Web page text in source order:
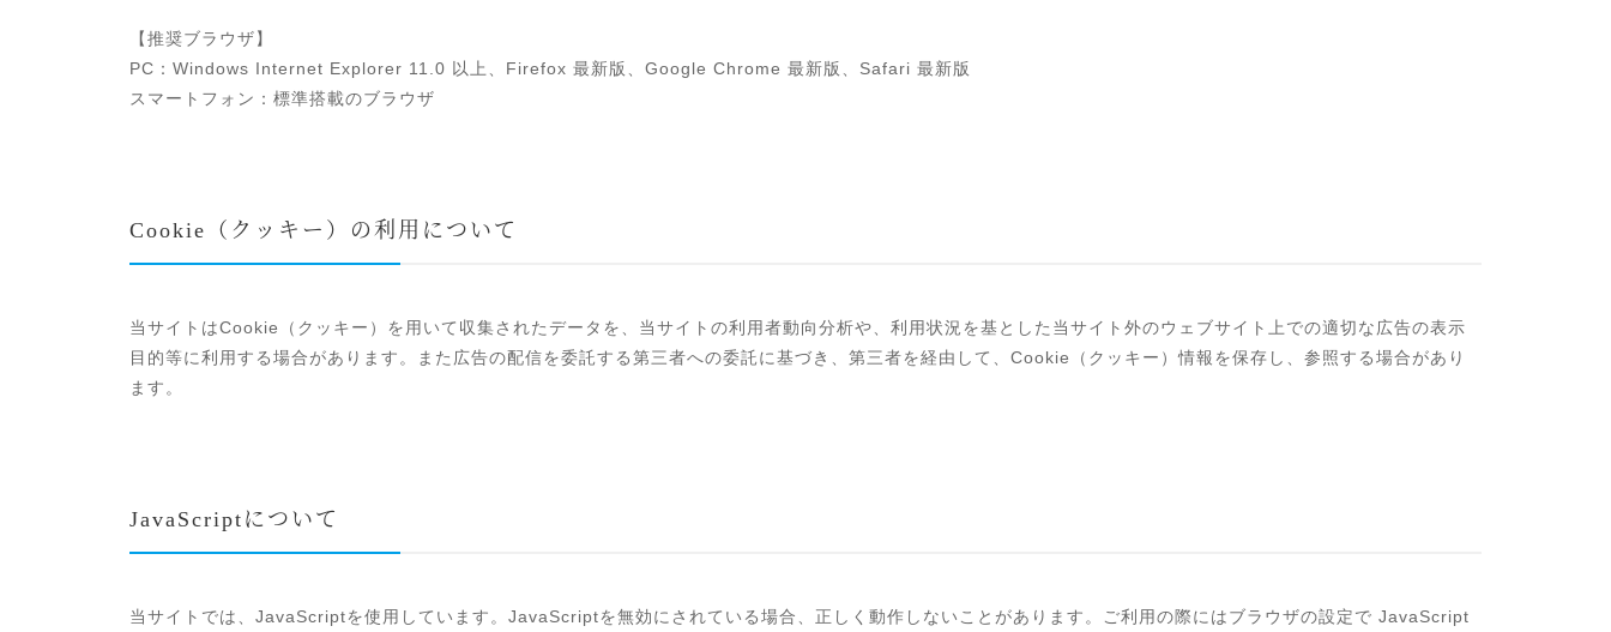
【推奨ブラウザ】
PC：Windows Internet Explorer 11.0 以上、Firefox 最新版、Google Chrome 最新版、Safari 最新版
スマートフォン：標準搭載のブラウザ
Cookie（クッキー）の利用について
当サイトはCookie（クッキー）を用いて収集されたデータを、当サイトの利用者動向分析や、利用状況を基とした当サイト外のウェブサイト上での適切な広告の表示
目的等に利用する場合があります。また広告の配信を委託する第三者への委託に基づき、第三者を経由して、Cookie（クッキー）情報を保存し、参照する場合があり
ます。
JavaScriptについて
当サイトでは、JavaScriptを使用しています。JavaScriptを無効にされている場合、正しく動作しないことがあります。ご利用の際にはブラウザの設定で JavaScript